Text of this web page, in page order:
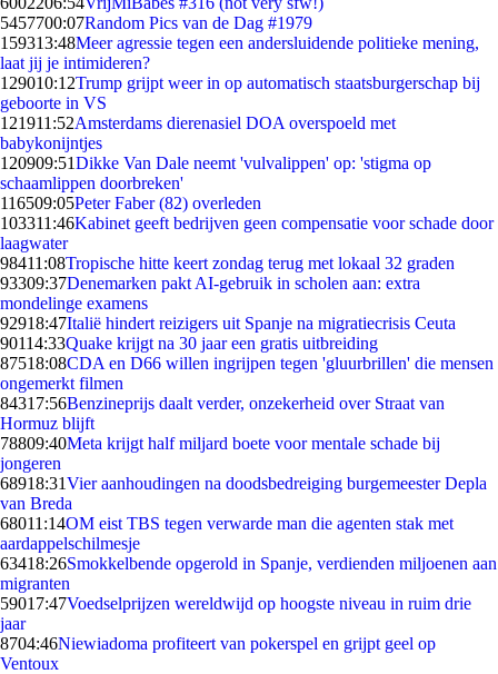
5457700:07Random Pics van de Dag #1979
159313:48Meer agressie tegen een andersluidende politieke mening,
laat jij je intimideren?
129010:12Trump grijpt weer in op automatisch staatsburgerschap bij
geboorte in VS
121911:52Amsterdams dierenasiel DOA overspoeld met
babykonijntjes
120909:51Dikke Van Dale neemt 'vulvalippen' op: 'stigma op
schaamlippen doorbreken'
116509:05Peter Faber (82) overleden
103311:46Kabinet geeft bedrijven geen compensatie voor schade door
laagwater
98411:08Tropische hitte keert zondag terug met lokaal 32 graden
93309:37Denemarken pakt AI-gebruik in scholen aan: extra
mondelinge examens
92918:47Italië hindert reizigers uit Spanje na migratiecrisis Ceuta
90114:33Quake krijgt na 30 jaar een gratis uitbreiding
87518:08CDA en D66 willen ingrijpen tegen 'gluurbrillen' die mensen
ongemerkt filmen
84317:56Benzineprijs daalt verder, onzekerheid over Straat van
Hormuz blijft
78809:40Meta krijgt half miljard boete voor mentale schade bij
jongeren
68918:31Vier aanhoudingen na doodsbedreiging burgemeester Depla
van Breda
68011:14OM eist TBS tegen verwarde man die agenten stak met
aardappelschilmesje
63418:26Smokkelbende opgerold in Spanje, verdienden miljoenen aan
migranten
59017:47Voedselprijzen wereldwijd op hoogste niveau in ruim drie
jaar
8704:46Niewiadoma profiteert van pokerspel en grijpt geel op
Ventoux